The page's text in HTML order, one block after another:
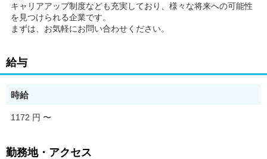
キャリアアップ制度なども充実しており、様々な将来への可能性
を見つけられる企業です。
まずは、お気軽にお問い合わせください。
給与
時給
1172 円 〜
勤務地・アクセス